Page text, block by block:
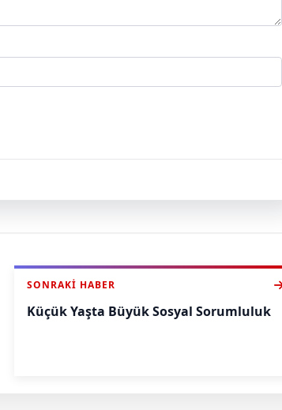
SONRAKI HABER
Küçük Yaşta Büyük Sosyal Sorumluluk